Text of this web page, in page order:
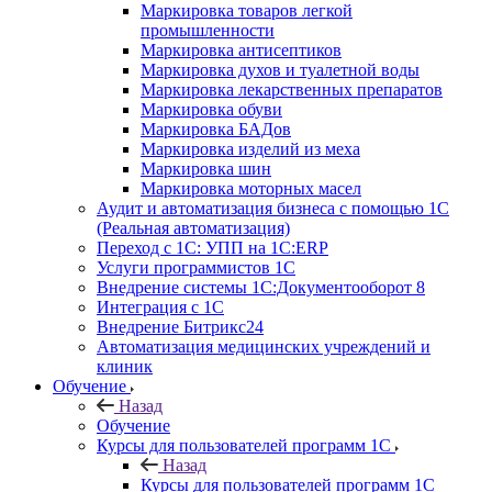
Маркировка товаров легкой
промышленности
Маркировка антисептиков
Маркировка духов и туалетной воды
Маркировка лекарственных препаратов
Маркировка обуви
Маркировка БАДов
Маркировка изделий из меха
Маркировка шин
Маркировка моторных масел
Аудит и автоматизация бизнеса с помощью 1С
(Реальная автоматизация)
Переход с 1С: УПП на 1С:ERP
Услуги программистов 1С
Внедрение системы 1С:Документооборот 8
Интеграция с 1С
Внедрение Битрикс24
Автоматизация медицинских учреждений и
клиник
Обучение
Назад
Обучение
Курсы для пользователей программ 1С
Назад
Курсы для пользователей программ 1С